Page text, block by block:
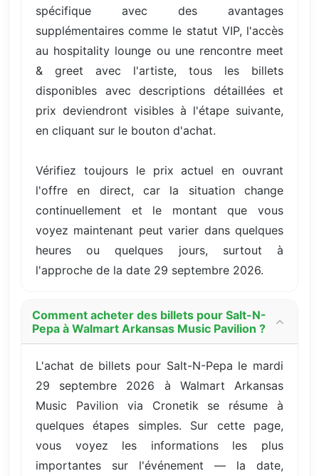
spécifique avec des avantages
supplémentaires comme le statut VIP, l'accès
au hospitality lounge ou une rencontre meet
& greet avec l'artiste, tous les billets
disponibles avec descriptions détaillées et
prix deviendront visibles à l'étape suivante,
en cliquant sur le bouton d'achat.
Vérifiez toujours le prix actuel en ouvrant
l'offre en direct, car la situation change
continuellement et le montant que vous
voyez maintenant peut varier dans quelques
heures ou quelques jours, surtout à
l'approche de la date 29 septembre 2026.
Comment acheter des billets pour Salt-N-
Pepa à Walmart Arkansas Music Pavilion ?
L'achat de billets pour Salt-N-Pepa le mardi
29 septembre 2026 à Walmart Arkansas
Music Pavilion via Cronetik se résume à
quelques étapes simples. Sur cette page,
vous voyez les informations les plus
importantes sur l'événement — la date,